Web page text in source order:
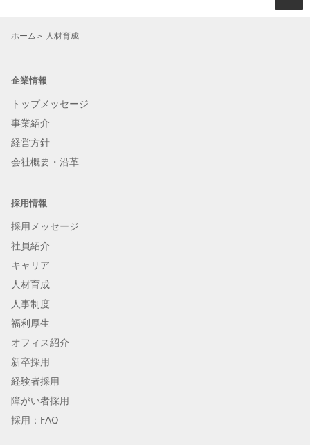
ホーム 人材育成
企業情報
トップメッセージ
事業紹介
経営方針
会社概要・沿革
採用情報
採用メッセージ
社員紹介
キャリア
人材育成
人事制度
福利厚生
オフィス紹介
新卒採用
経験者採用
障がい者採用
採用：FAQ